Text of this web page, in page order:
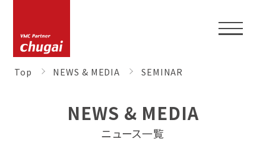
Top NEWS & MEDIA SEMINAR
NEWS & MEDIA
ニュース一覧